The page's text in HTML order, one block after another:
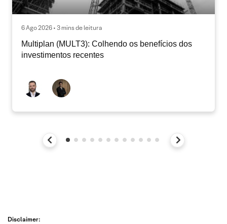
6 Ago 2026 • 3 mins de leitura
Multiplan (MULT3): Colhendo os benefícios dos
investimentos recentes
Disclaimer: